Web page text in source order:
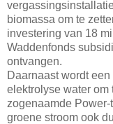
biomassa om te
investering van 18
Waddenfonds
ontvangen.
Daarnaast wordt
elektrolyse water om
zogenaamde
groene stroom ook